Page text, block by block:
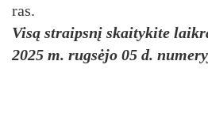
ras.
Visą straipsnį skaitykite
2025 m. rugsėjo 05 d.